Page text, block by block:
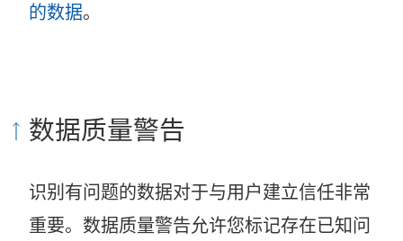
的数据。
数据质量警告
识别有问题的数据对于与用户建立信任非常
重要。数据质量警告允许您标记存在已知问